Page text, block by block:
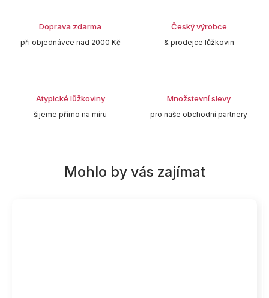
Doprava zdarma
při objednávce nad 2000 Kč
Český výrobce
& prodejce lůžkovin
Atypické lůžkoviny
šijeme přímo na míru
Množstevní slevy
pro naše obchodní partnery